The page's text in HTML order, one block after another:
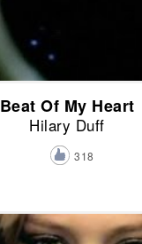
Beat Of My Heart
Hilary Duff
318